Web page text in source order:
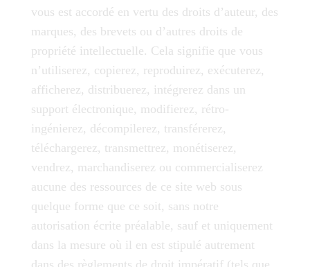
vous est accordé en vertu des droits d’auteur, des
marques, des brevets ou d’autres droits de
propriété intellectuelle. Cela signifie que vous
n’utiliserez, copierez, reproduirez, exécuterez,
afficherez, distribuerez, intégrerez dans un
support électronique, modifierez, rétro-
ingénierez, décompilerez, transférerez,
téléchargerez, transmettrez, monétiserez,
vendrez, marchandiserez ou commercialiserez
aucune des ressources de ce site web sous
quelque forme que ce soit, sans notre
autorisation écrite préalable, sauf et uniquement
dans la mesure où il en est stipulé autrement
dans des règlements de droit impératif (tels que